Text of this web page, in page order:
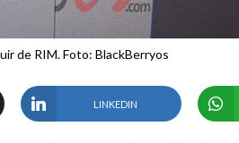
de RIM. Foto: BlackBerryos
LINKEDIN